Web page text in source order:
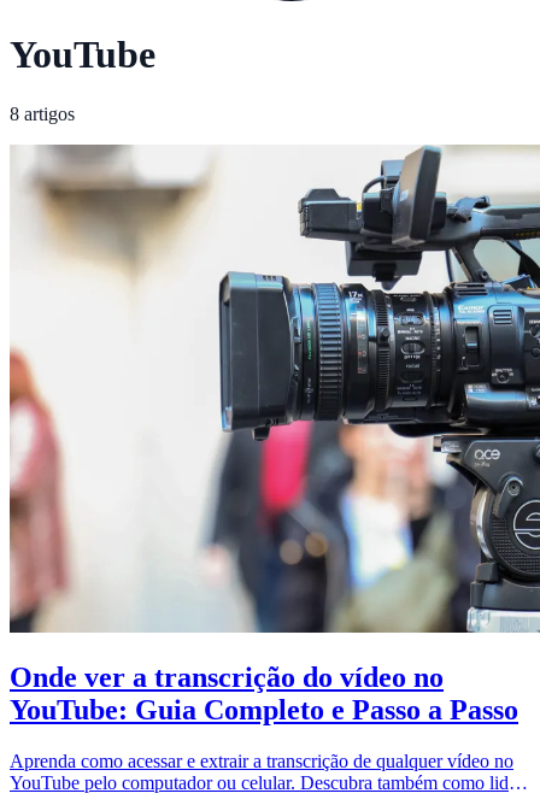
YouTube
8 artigos
Onde ver a transcrição do vídeo no
YouTube: Guia Completo e Passo a Passo
Aprenda como acessar e extrair a transcrição de qualquer vídeo no
YouTube pelo computador ou celular. Descubra também como lidar